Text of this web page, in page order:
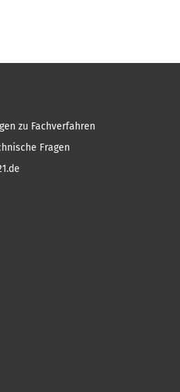
zu Fachverfahren
Fragen